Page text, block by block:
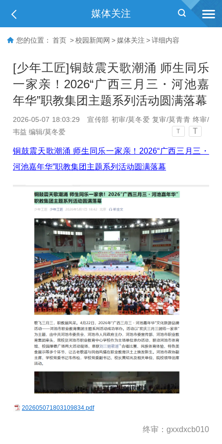
媒体关注
您的位置： 首页 > 校园新闻网 > 媒体关注 > 详细内容
[少年工匠]铜鼓震天歌潮涌 师生同乐
一家亲！2026“广西三月三・河池嘉
年华”职教集团主题系列活动圆满落幕
2026-05-07 18:03:29
宣传部 初审/莫冬爱 复审/莫青青 终审/
韦益 编辑/莫冬爱
T T
铜鼓震天歌潮涌 师生同乐一家亲！2026“广西三月三・
河池嘉年华”职教集团主题系列活动圆满落幕
202605071803109834.pdf
终审：gxxdxcb010